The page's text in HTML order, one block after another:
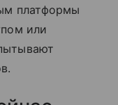
платформы
или